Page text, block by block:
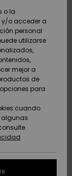
o la
o acceder a
personal
utilizarse
mejor a
de
para
cuando
algunas